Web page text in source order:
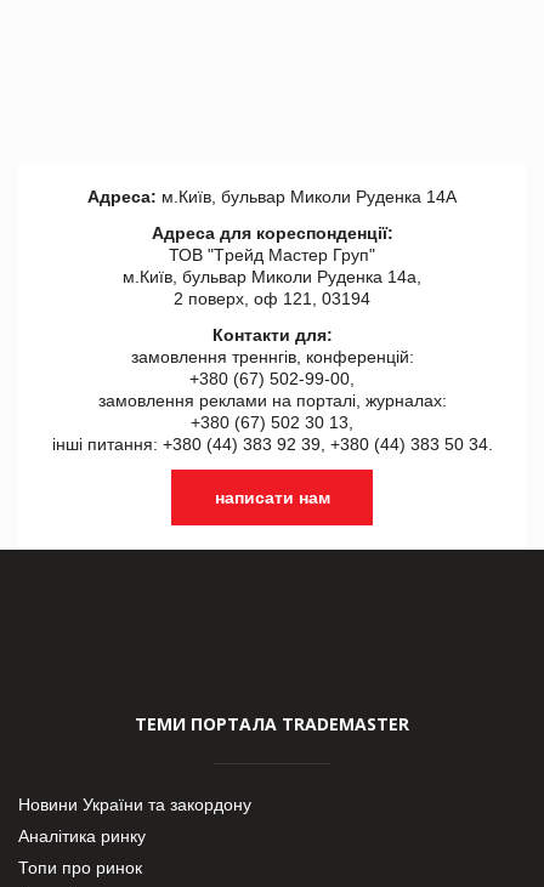
Адреса: м.Київ, бульвар Миколи Руденка 14А
Адреса для кореспонденції:
ТОВ "Tрейд Мастер Груп"
м.Київ, бульвар Миколи Руденка 14а,
2 поверх, оф 121, 03194
Контакти для:
замовлення треннгів, конференцій:
+380 (67) 502-99-00,
замовлення реклами на порталі, журналах:
+380 (67) 502 30 13,
інші питання: +380 (44) 383 92 39, +380 (44) 383 50 34.
написати нам
ТЕМИ ПОРТАЛА TRADEMASTER
Новини України та закордону
Аналітика ринку
Топи про ринок